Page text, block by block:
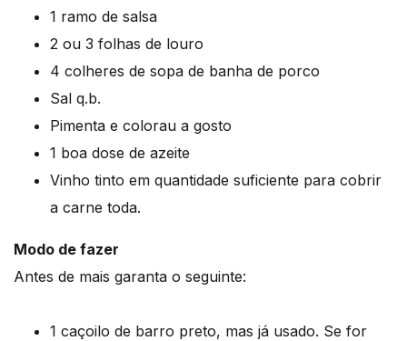
1 ramo de salsa
2 ou 3 folhas de louro
4 colheres de sopa de banha de porco
Sal q.b.
Pimenta e colorau a gosto
1 boa dose de azeite
Vinho tinto em quantidade suficiente para cobrir
a carne toda.
Modo de fazer
Antes de mais garanta o seguinte:
1 caçoilo de barro preto, mas já usado. Se for